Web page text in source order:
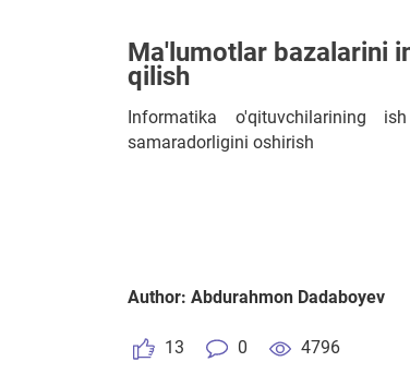
Ma'lumotlar bazalarini
qilish
Informatika o'qituvchilarining
samaradorligini oshirish
Author: Abdurahmon Dadaboyev
13 0 4796